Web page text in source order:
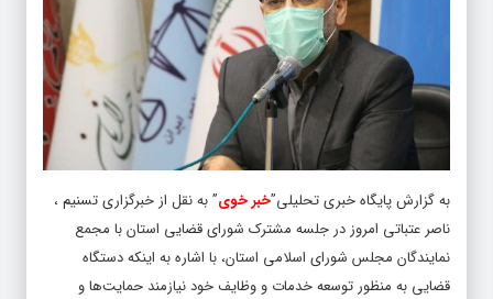
به گزارش پایگاه خبری تحلیلی”خبر خوی” به نقل از خبرگزاری تسنیم ،
ناصر عتباتی امروز در جلسه مشترک شورای قضایی استان با مجمع
نمایندگان مجلس شورای اسلامی استان، با اشاره به اینکه دستگاه
قضایی به منظور توسعه خدمات و وظایف خود نیازمند حمایت‌ها و